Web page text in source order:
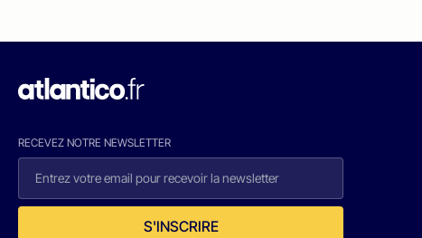
RECEVEZ NOTRE NEWSLETTER
S'INSCRIRE